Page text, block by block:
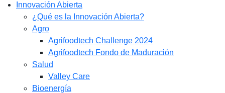
Innovación Abierta
¿Qué es la Innovación Abierta?
Agro
Agrifoodtech Challenge 2024
Agrifoodtech Fondo de Maduración
Salud
Valley Care
Bioenergía